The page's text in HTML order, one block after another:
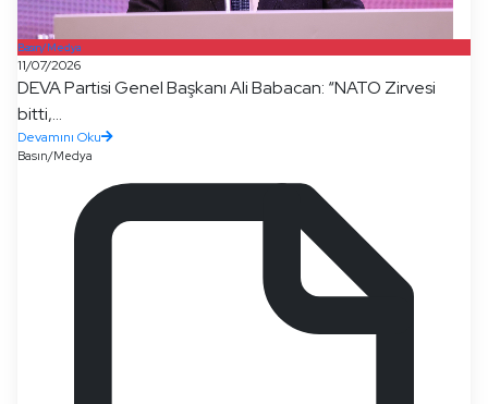
Basın/Medya
11/07/2026
DEVA Partisi Genel Başkanı Ali Babacan: “NATO Zirvesi
bitti,...
Devamını Oku
Basın/Medya